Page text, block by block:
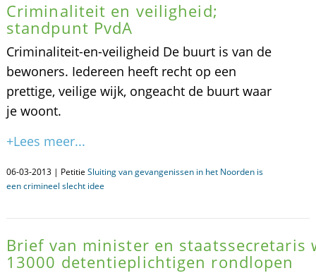
Criminaliteit en veiligheid;
standpunt PvdA
Criminaliteit-en-veiligheid De buurt is van de
bewoners. Iedereen heeft recht op een
prettige, veilige wijk, ongeacht de buurt waar
je woont.
+Lees meer...
06-03-2013 | Petitie Sluiting van gevangenissen in het Noorden is
een crimineel slecht idee
Brief van minister en staatssecretaris
13000 detentieplichtigen rondlopen